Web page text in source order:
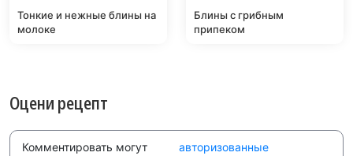
Тонкие и нежные блины на
молоке
Блины с грибным
припеком
Оцени рецепт
Комментировать могут
авторизованные